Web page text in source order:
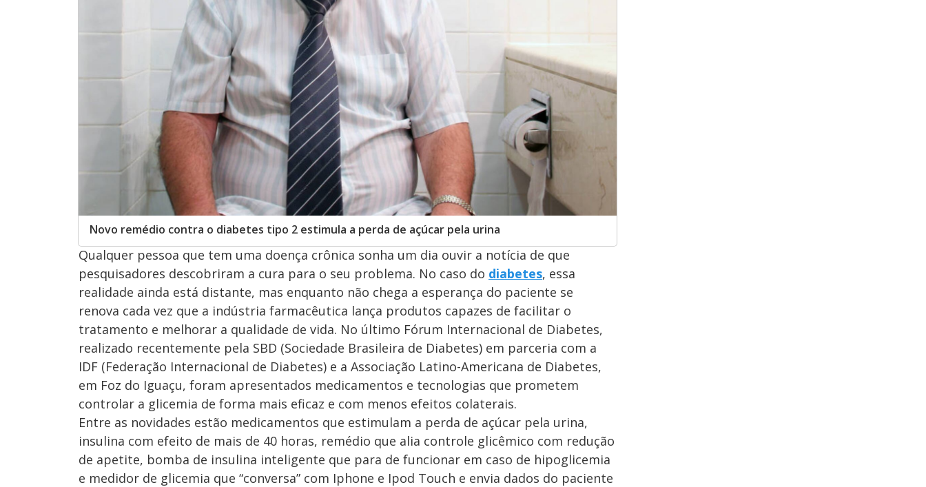
Novo remédio contra o diabetes tipo 2 estimula a perda de açúcar pela urina
Qualquer pessoa que tem uma doença crônica sonha um dia ouvir a notícia de que
pesquisadores descobriram a cura para o seu problema. No caso do diabetes, essa
realidade ainda está distante, mas enquanto não chega a esperança do paciente se
renova cada vez que a indústria farmacêutica lança produtos capazes de facilitar o
tratamento e melhorar a qualidade de vida. No último Fórum Internacional de Diabetes,
realizado recentemente pela SBD (Sociedade Brasileira de Diabetes) em parceria com a
IDF (Federação Internacional de Diabetes) e a Associação Latino-Americana de Diabetes,
em Foz do Iguaçu, foram apresentados medicamentos e tecnologias que prometem
controlar a glicemia de forma mais eficaz e com menos efeitos colaterais.
Entre as novidades estão medicamentos que estimulam a perda de açúcar pela urina,
insulina com efeito de mais de 40 horas, remédio que alia controle glicêmico com redução
de apetite, bomba de insulina inteligente que para de funcionar em caso de hipoglicemia
e medidor de glicemia que “conversa” com Iphone e Ipod Touch e envia dados do paciente